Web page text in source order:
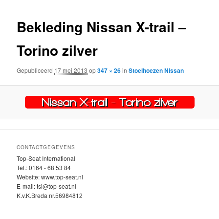
Bekleding Nissan X-trail –
Torino zilver
Gepubliceerd 17 mei 2013 op347 × 26inStoelhoezen Nissan
CONTACTGEGEVENS
Top-Seat International
Tel.: 0164 - 68 53 84
Website: www.top-seat.nl
E-mail: tsi@top-seat.nl
K.v.K.Breda nr.56984812